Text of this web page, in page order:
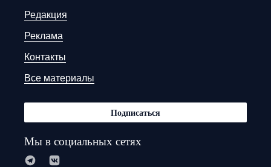
Редакция
Реклама
Контакты
Все материалы
Подписаться
Мы в социальных сетях